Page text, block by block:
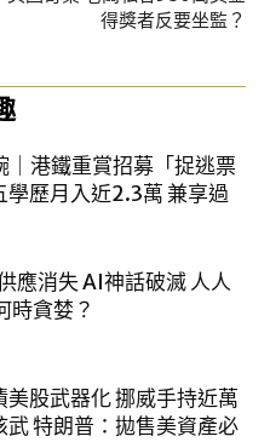
得獎者反要坐監？
｜港鐵重賞招募「捉逃票
學歷月入近2.3萬 兼享過
應消失 AI神話破滅 人人
時貪婪？
美股武器化 挪威手持近萬
武 特朗普：拋售美資產必